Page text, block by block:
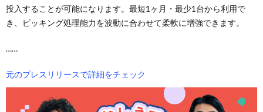
投入することが可能になります。最短1ヶ月・最少1台から利用で
き、ピッキング処理能力を波動に合わせて柔軟に増強できます。
……
元のプレスリリースで詳細をチェック